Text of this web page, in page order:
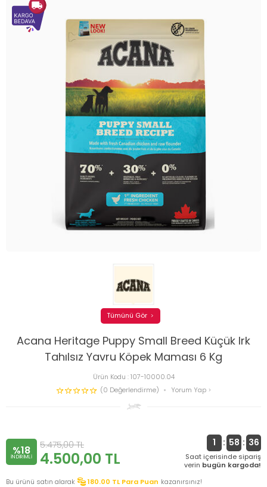
Acana Heritage Puppy Small Breed Küçük Irk
Tahılsız Yavru Köpek Maması 6 Kg
Ürün Kodu :107-10000.04
(0 Değerlendirme)
Yorum Yap
Tümünü Gör
%18
INDIRIMLI
5.475,00TL
4.500,00 TL
1 : 58 : 35
Saat içerisinde sipariş
verin bugün kargoda!
Bu ürünü satın alarak
180.00 TL Para Puan kazanırsınız!